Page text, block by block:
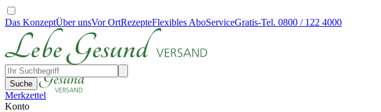
Das KonzeptÜber unsVor OrtRezepteFlexibles AboServiceGratis-Tel. 0800 / 122 4000
Suche
Merkzettel
Konto